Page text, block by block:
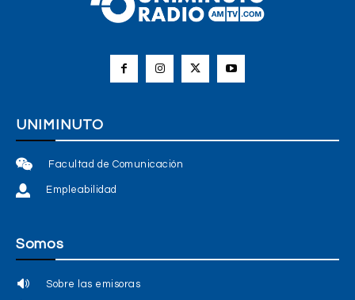
UNIMINUTO
Facultad de Comunicación
Empleabilidad
Somos
Sobre las emisoras